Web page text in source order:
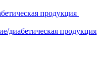
продукция
диабетическая продукция